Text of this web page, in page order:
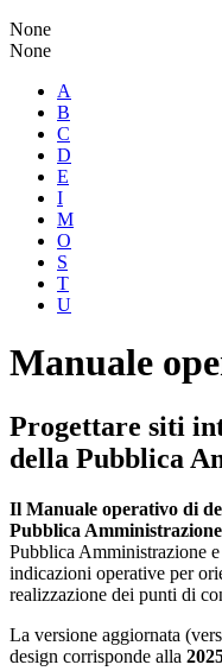
None
None
A
B
C
D
E
I
M
O
S
T
U
Manuale
Progettare siti
della Pubblica
Il Manuale operativo di
Pubblica Amministrazione
Pubblica Amministrazione
indicazioni operative per
realizzazione dei punti di
La versione aggiornata
design corrisponde alla